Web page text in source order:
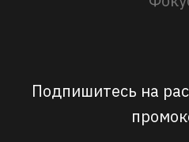
Подпишитесь на